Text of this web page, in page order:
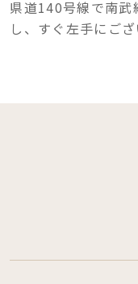
県道140号線で南
し、すぐ左手にご